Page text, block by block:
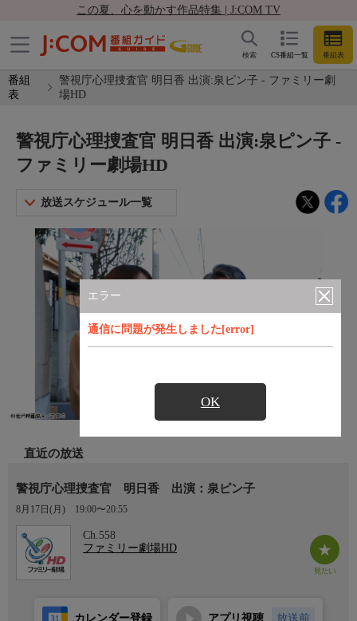
この夏、心を動かす作品特集 | J:COM TV
CS番組一覧 番組表
検索
番組
表
警視庁心理捜査官 明日香 出演:泉ピン子 - ファミリー劇
場HD
エラー
通信に問題が発生しました[error]
OK
警視庁心理捜査官 明日香 出演:泉ピン子 -
ファミリー劇場HD
放送スケジュール一覧
直近の放送
警視庁心理捜査官 明日香 出演：泉ピン子
8月17日(月) 19:00〜20:55
Ch.558
ファミリー劇場HD
カレンダー登録 アプリ視聴 放送前